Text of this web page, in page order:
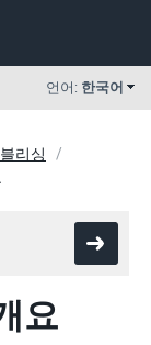
언어: 한국어
리싱
요